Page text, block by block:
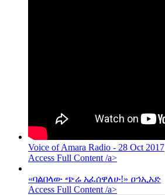
Voice of Amara Radio - 28 Oct 2017
Access Full Content /a>
«ባልበላው ጭሬ አፈሰዋለሁ!» ዐኅኢአድ
Access Full Content /a>